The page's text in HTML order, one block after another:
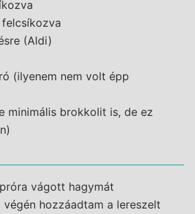
(Aldi)
(ilyenem nem volt épp
minimális brokkolit is, de ez
vágott hagymát
hozzáadtam a lereszelt